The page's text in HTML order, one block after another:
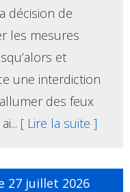
décision de
les mesures
et
une interdiction
des feux
[ Lire la suite ]
27 juillet 2026